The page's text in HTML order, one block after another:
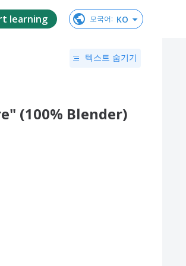
learning 모국어: KO
텍스트 숨기기
(100% Blender)